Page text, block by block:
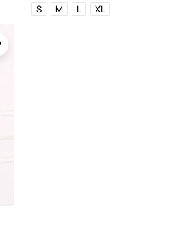
S M L XL